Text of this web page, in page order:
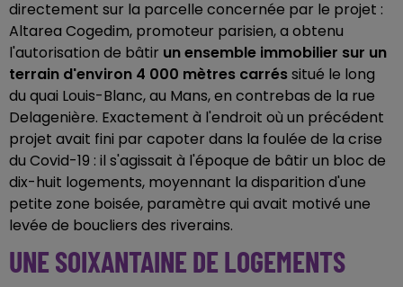
directement sur la parcelle concernée par le projet :
Altarea Cogedim, promoteur parisien, a obtenu
l'autorisation de bâtir un ensemble immobilier sur un
terrain d'environ 4 000 mètres carréssitué le long
du quai Louis-Blanc, au Mans, en contrebas de la rue
Delagenière. Exactement à l'endroit où un précédent
projet avait fini par capoter dans la foulée de la crise
du Covid-19 : il s'agissait à l'époque de bâtir un bloc de
dix-huit logements, moyennant la disparition d'une
petite zone boisée, paramètre qui avait motivé une
levée de boucliers des riverains.
UNE SOIXANTAINE DE LOGEMENTS